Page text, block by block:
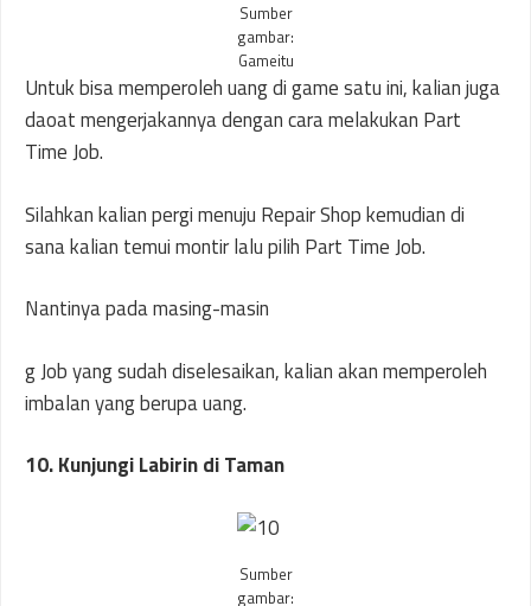
Sumber
gambar:
Gameitu
Untuk bisa memperoleh uang di game satu ini, kalian juga
daoat mengerjakannya dengan cara melakukan Part
Time Job.
Silahkan kalian pergi menuju Repair Shop kemudian di
sana kalian temui montir lalu pilih Part Time Job.
Nantinya pada masing-masin
g Job yang sudah diselesaikan, kalian akan memperoleh
imbalan yang berupa uang.
10. Kunjungi Labirin di Taman
Sumber
gambar: